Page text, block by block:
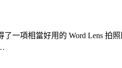
一項相當好用的 Word Lens 拍